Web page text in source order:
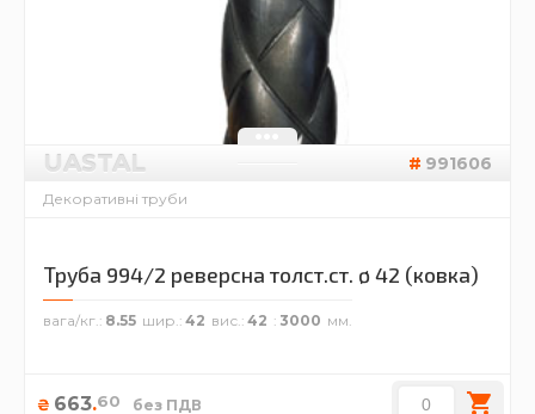
UASTAL 991606
Декоративні труби
Труба 994/2 реверсна толст.ст. ø 42 (ковка)
вага/кг. 8.55 шир. 42 вис. 42 3000
₴ 663.60 без ПДВ